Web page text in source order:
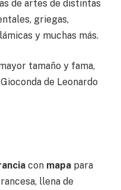
de artes de distintas
griegas,
y muchas más.
tamaño y fama,
de Leonardo
con mapa para
llena de